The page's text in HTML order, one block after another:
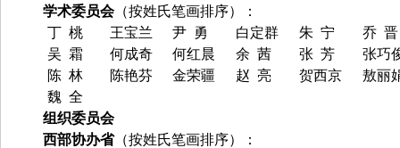
学术委员会（按姓氏笔画排序）：
丁 桃 王宝兰 尹 勇 白定群 朱 宁 乔 晋
吴 霜 何成奇 何红晨 余 茜 张 芳
张巧
陈 林 陈艳芬 金荣疆 赵 亮 贺西京
敖丽
魏 全
组织委员会
西部协办省（按姓氏笔画排序）：